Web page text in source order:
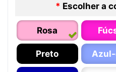
* Escolher a
Rosa
Preto